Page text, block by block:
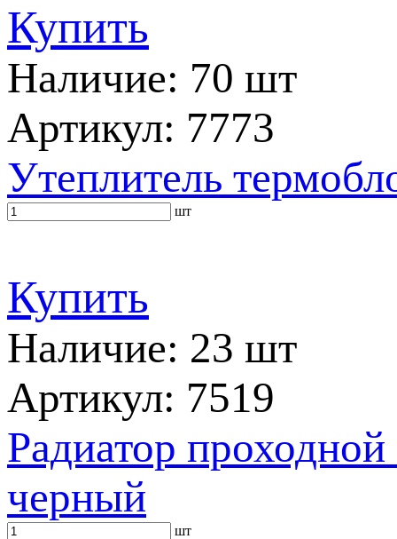
Купить
Наличие: 70 шт
Артикул: 7773
Утеплитель
шт
Купить
Наличие: 23 шт
Артикул: 7519
Радиатор
черный
шт